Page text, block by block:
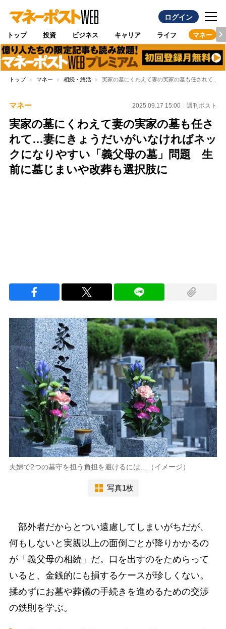
ログイン
トップ 投資 ビジネス キャリア ライフ マネー
トップ マネー 相続・終活 実家の墓にくわえて妻の実家の墓も任されて…
マネー 2025.09.17 15:00 週刊ポスト
実家の墓にくわえて妻の実家の墓も任さ
れて…妻にきょうだいがいなければネッ
クになりやすい「義父母の墓」問題 生
前に墓じまいや改葬も選択肢に
夫婦で2つの墓守を担う負担を避けるには…（イメージ）
写真1枚
部外者だからとつい遠慮してしまいがちだが、
何もしないと実親以上の面倒ごとが降りかかるの
が「義父母の相続」だ。口を出すのをためらって
いると、金銭的にも損するケースが珍しくない。
揉めずにお墓や葬儀の手続きを進めるための交渉
の鉄則を学ぶ。